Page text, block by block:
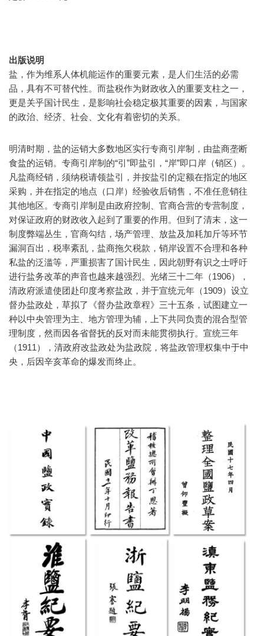
出版说明
盐，作为维系人体机能运作的重要元素，是人们生活的必需
品，具有不可替代性。而盐税作为财政收入的重要支柱之一，
更是关乎国计民生，是影响社会稳定极其重要的因素，与国家
的政治、经济、社会、文化有着密切的关系。
明清时期，盐的运销大多数地区实行专商引岸制，由盐商垄断
食盐的运销。专商引岸制的“引”即盐引，“岸”即口岸（销区）。
凡盐商经销，须纳税请领盐引，并按盐引的定额在指定的地区
采购，并在指定的地点（口岸）经验收后销售，不准任意销往
其他地区。专商引岸制是由政府控制、官商合营的专营制度，
对保证政府的财政收入起到了重要的作用。但到了清末，这一
制度弊端丛生，官商勾结，场产管理、放盐及加耗加斤等环节
漏洞百出，税率紊乱，盐商拖欠税款，销岸设置不合理和各种
私盐的泛滥等，严重损害了国计民生，因此朝野有识之士呼吁
进行盐务改革的声音也越来越强烈。光绪三十二年（1906），
清政府派遣使团赴印度考察盐政，并于宣统元年（1909）设立
督办盐政处，草拟了《督办盐政章程》三十五条，试图建立一
种以中央管理为主、地方管理为辅，上下共同负责的混合型管
理制度，然而因各省督抚的反对而未能贯彻执行。宣统三年
（1911），清政府改盐政处为盐政院，将盐政管理权集中于中
央，后因辛亥革命的爆发而终止。